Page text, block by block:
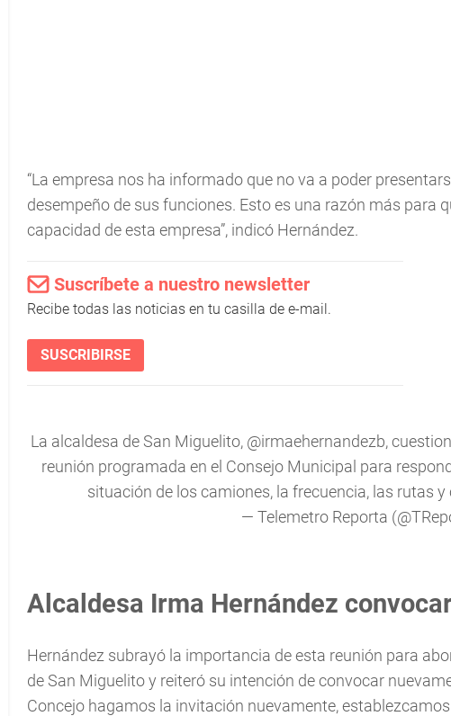
“La empresa nos ha informado que no va a poder
desempeño de sus funciones. Esto es una razón más para
capacidad de esta empresa”, indicó Hernández.
Suscríbete a nuestro newsletter
Recibe todas las noticias en tu casilla de e-mail.
SUSCRIBIRSE
La alcaldesa de San Miguelito, @irmaehernandezb,
reunión programada en el Consejo Municipal para
situación de los camiones, la frecuencia, las rutas y
— Telemetro Reporta
Alcaldesa Irma Hernández
Hernández subrayó la importancia de esta reunión para
de San Miguelito y reiteró su intención de convocar
Concejo hagamos la invitación nuevamente,